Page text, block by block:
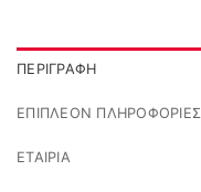
ΠΕΡΙΓΡΑΦΉ
ΕΠΙΠΛΈΟΝ ΠΛΗΡΟΦΟΡΊΕΣ
ΕΤΑΙΡΊΑ